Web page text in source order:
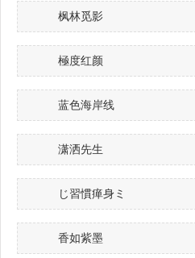
枫林觅影
極度红颜
蓝色海岸线
潇洒先生
じ習慣瘅身ミ
香如紫墨